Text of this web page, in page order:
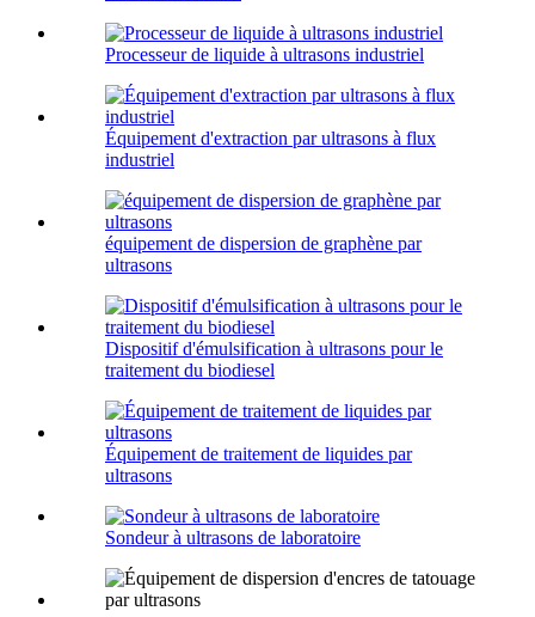
Processeur de liquide à ultrasons industriel
Équipement d'extraction par ultrasons à flux
industriel
équipement de dispersion de graphène par
ultrasons
Dispositif d'émulsification à ultrasons pour le
traitement du biodiesel
Équipement de traitement de liquides par
ultrasons
Sondeur à ultrasons de laboratoire